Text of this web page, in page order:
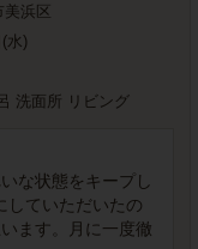
浜区
水)
洗面所 リビング
な状態をキープし
していただいたの
ます。月に一度徹